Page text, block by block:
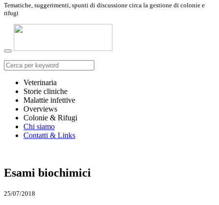
Tematiche, suggerimenti, spunti di discussione circa la gestione di colonie e
rifugi
Veterinaria
Storie cliniche
Malattie infettive
Overviews
Colonie & Rifugi
Chi siamo
Contatti & Links
Esami biochimici
25/07/2018